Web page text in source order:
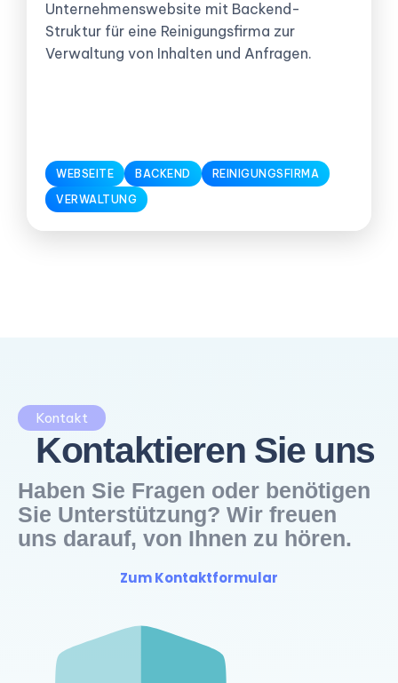
Unternehmenswebsite mit Backend-
Struktur für eine Reinigungsfirma zur
Verwaltung von Inhalten und Anfragen.
WEBSEITE BACKEND
REINIGUNGSFIRMA
VERWALTUNG
Kontakt
Kontaktieren Sie uns
Haben Sie Fragen oder benötigen
Sie Unterstützung? Wir freuen
uns darauf, von Ihnen zu hören.
Zum Kontaktformular